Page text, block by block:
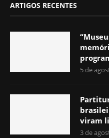
ARTIGOS RECENTES
5 de
viram
3 de